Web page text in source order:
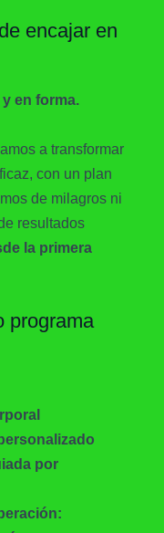
encajar en
en forma.
a transformar
con un plan
de milagros ni
resultados
la primera
programa
por